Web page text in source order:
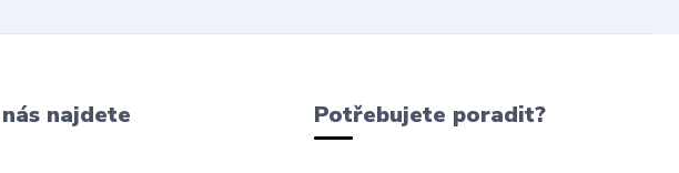
najdete Potřebujete poradit?